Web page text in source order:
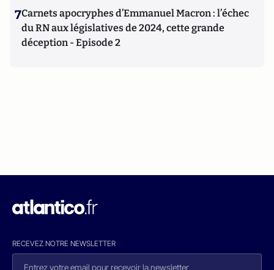
7Carnets apocryphes d’Emmanuel Macron : l’échec
du RN aux législatives de 2024, cette grande
déception - Episode 2
RECEVEZ NOTRE NEWSLETTER